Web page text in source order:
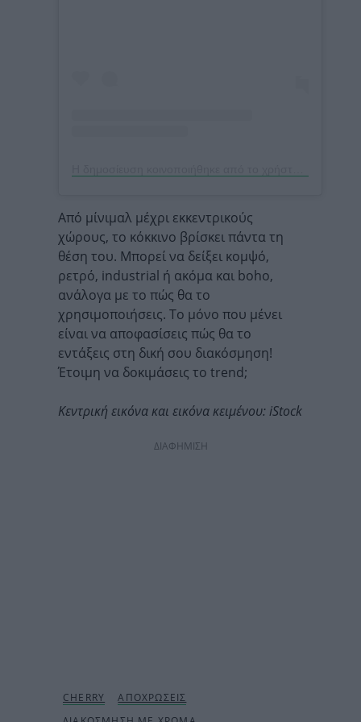
Από μίνιμαλ μέχρι εκκεντρικούς
χώρους, το κόκκινο βρίσκει πάντα τη
θέση του. Μπορεί να δείξει κομψό,
ρετρό, industrial ή ακόμα και boho,
ανάλογα με το πώς θα το
χρησιμοποιήσεις. Το μόνο που μένει
είναι να αποφασίσεις πώς θα το
εντάξεις στη δική σου διακόσμηση!
Έτοιμη να δοκιμάσεις το trend;
Κεντρική εικόνα και εικόνα κειμένου: iStock
ΔΙΑΦΗΜΙΣΗ